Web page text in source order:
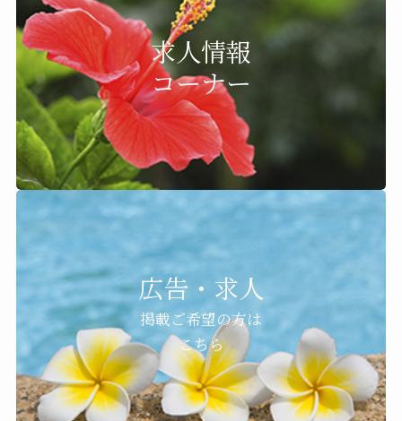
求人情報
コーナー
広告・求人
掲載ご希望の方は
こちら